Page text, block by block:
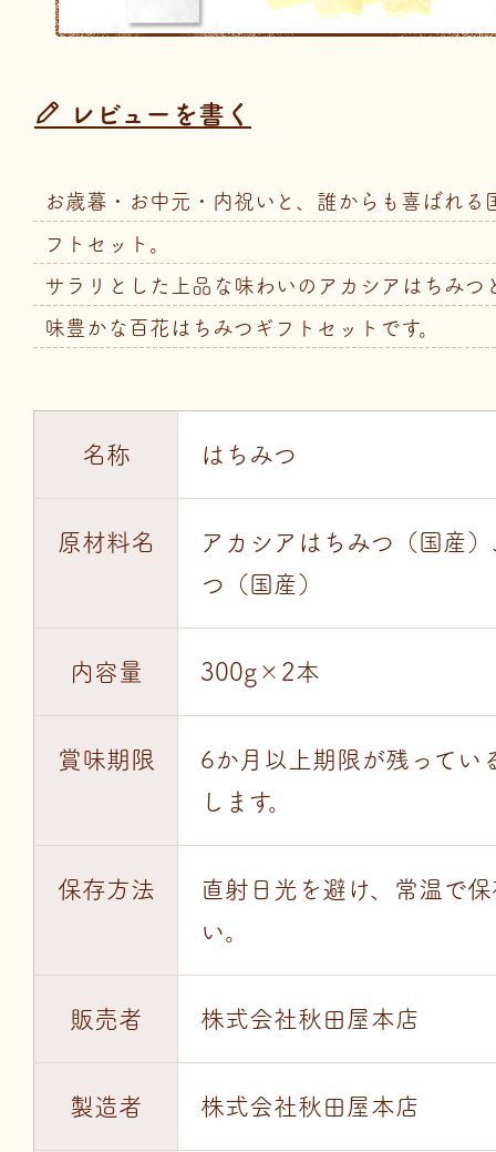
レビューを書く
お歳暮・お中元・内祝いと、誰からも喜ばれる
フトセット。
サラリとした上品な味わいのアカシアはちみつ
味豊かな百花はちみつギフトセットです。
名称 はちみつ
原材料名
アカシアはちみつ（国産
つ（国産）
内容量 300g×2本
賞味期限
6か月以上期限が残ってい
します。
保存方法
直射日光を避け、常温で
い。
販売者 株式会社秋田屋本店
製造者 株式会社秋田屋本店